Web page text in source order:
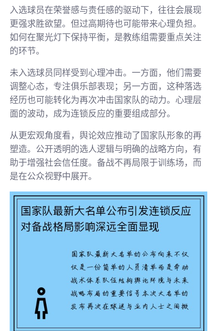
入选球员在荣誉感与责任感的驱动下，往往会展现
更强求胜欲望。但过高期待也可能带来心理负担。
如何在聚光灯下保持平衡，是教练组需要重点关注
的环节。
未入选球员同样受到心理冲击。一方面，他们需要
调整心态，专注俱乐部表现；另一方面，这种落选
经历也可能转化为再次冲击国家队的动力。心理层
面的波动，成为连锁反应的重要组成部分。
从更宏观角度看，舆论效应推动了国家队形象的再
塑造。公开透明的选人逻辑与明确的战略方向，有
助于增强社会信任度。备战不再局限于训练场，而
是在公众视野中展开。